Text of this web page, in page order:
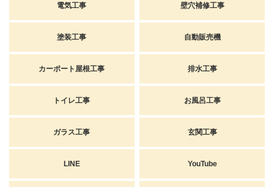
電気工事 壁穴補修工事
塗装工事 自動販売機
カーポート屋根工事 排水工事
トイレ工事 お風呂工事
ガラス工事 玄関工事
LINE YouTube